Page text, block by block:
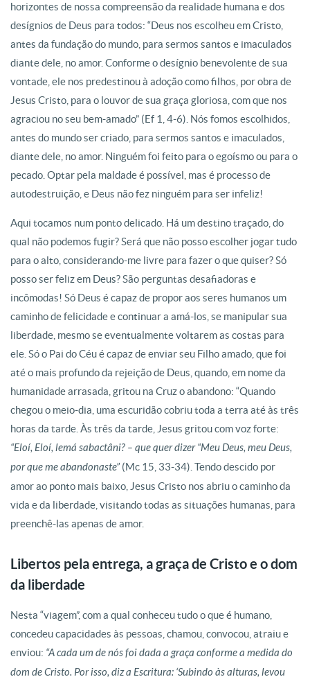
horizontes de nossa compreensão da realidade humana e dos
desígnios de Deus para todos: “Deus nos escolheu em Cristo,
antes da fundação do mundo, para sermos santos e imaculados
diante dele, no amor. Conforme o desígnio benevolente de sua
vontade, ele nos predestinou à adoção como filhos, por obra de
Jesus Cristo, para o louvor de sua graça gloriosa, com que nos
agraciou no seu bem-amado” (Ef 1, 4-6). Nós fomos escolhidos,
antes do mundo ser criado, para sermos santos e imaculados,
diante dele, no amor. Ninguém foi feito para o egoísmo ou para o
pecado. Optar pela maldade é possível, mas é processo de
autodestruição, e Deus não fez ninguém para ser infeliz!
Aqui tocamos num ponto delicado. Há um destino traçado, do
qual não podemos fugir? Será que não posso escolher jogar tudo
para o alto, considerando-me livre para fazer o que quiser? Só
posso ser feliz em Deus? São perguntas desafiadoras e
incômodas! Só Deus é capaz de propor aos seres humanos um
caminho de felicidade e continuar a amá-los, se manipular sua
liberdade, mesmo se eventualmente voltarem as costas para
ele. Só o Pai do Céu é capaz de enviar seu Filho amado, que foi
até o mais profundo da rejeição de Deus, quando, em nome da
humanidade arrasada, gritou na Cruz o abandono: “Quando
chegou o meio-dia, uma escuridão cobriu toda a terra até às três
horas da tarde. Às três da tarde, Jesus gritou com voz forte:
“Eloí, Eloí, lemá sabactâni? – que quer dizer “Meu Deus, meu Deus,
por que me abandonaste”(Mc 15, 33-34). Tendo descido por
amor ao ponto mais baixo, Jesus Cristo nos abriu o caminho da
vida e da liberdade, visitando todas as situações humanas, para
preenchê-las apenas de amor.
Libertos pela entrega, a graça de Cristo e o dom
da liberdade
Nesta “viagem”, com a qual conheceu tudo o que é humano,
concedeu capacidades às pessoas, chamou, convocou, atraiu e
enviou: “A cada um de nós foi dada a graça conforme a medida do
dom de Cristo. Por isso, diz a Escritura: ‘Subindo às alturas, levou